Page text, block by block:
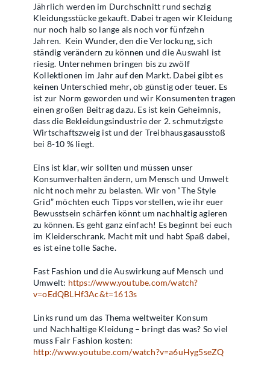
Jährlich werden im Durchschnitt rund sechzig
Kleidungsstücke gekauft. Dabei tragen wir Kleidung
nur noch halb so lange als noch vor fünfzehn
Jahren. Kein Wunder, den die Verlockung, sich
ständig verändern zu können und die Auswahl ist
riesig. Unternehmen bringen bis zu zwölf
Kollektionen im Jahr auf den Markt. Dabei gibt es
keinen Unterschied mehr, ob günstig oder teuer. Es
ist zur Norm geworden und wir Konsumenten tragen
einen großen Beitrag dazu. Es ist kein Geheimnis,
dass die Bekleidungsindustrie der 2. schmutzigste
Wirtschaftszweig ist und der Treibhausgasausstoß
bei 8-10 % liegt.
Eins ist klar, wir sollten und müssen unser
Konsumverhalten ändern, um Mensch und Umwelt
nicht noch mehr zu belasten. Wir von “The Style
Grid” möchten euch Tipps vorstellen, wie ihr euer
Bewusstsein schärfen könnt um nachhaltig agieren
zu können. Es geht ganz einfach! Es beginnt bei euch
im Kleiderschrank. Macht mit und habt Spaß dabei,
es ist eine tolle Sache.
Fast Fashion und die Auswirkung auf Mensch und
Umwelt: https://www.youtube.com/watch?
v=oEdQBLHf3Ac&t=1613s
Links rund um das Thema weltweiter Konsum
und Nachhaltige Kleidung – bringt das was? So viel
muss Fair Fashion kosten:
http://www.youtube.com/watch?v=a6uHyg5seZQ